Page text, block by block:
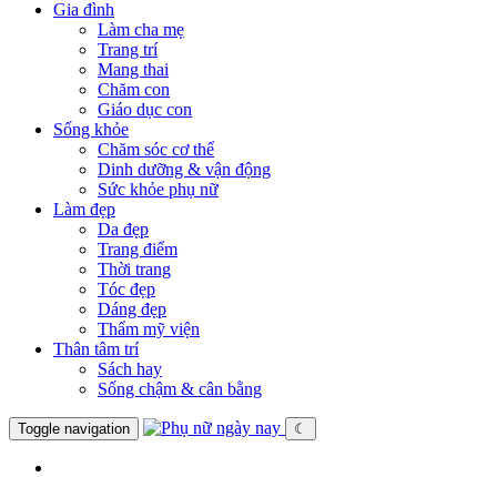
Gia đình
Làm cha mẹ
Trang trí
Mang thai
Chăm con
Giáo dục con
Sống khỏe
Chăm sóc cơ thể
Dinh dưỡng & vận động
Sức khỏe phụ nữ
Làm đẹp
Da đẹp
Trang điểm
Thời trang
Tóc đẹp
Dáng đẹp
Thẩm mỹ viện
Thân tâm trí
Sách hay
Sống chậm & cân bằng
Toggle navigation ☾